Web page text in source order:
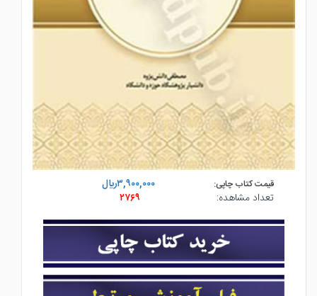
قیمت کتاب چاپی:
۳,۹۰۰,۰۰۰ريال
تعداد مشاهده:
۲۷۶۹